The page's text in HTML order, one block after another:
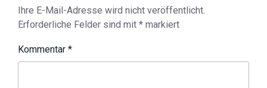
Ihre E-Mail-Adresse wird nicht veröffentlicht.
Erforderliche Felder sind mit * markiert
Kommentar *